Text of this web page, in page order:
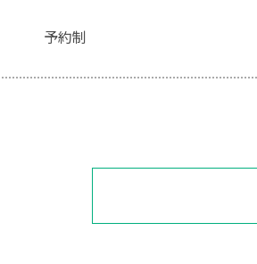
予約制